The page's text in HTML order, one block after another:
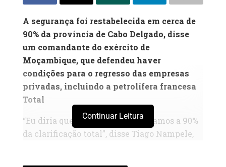
A segurança foi restabelecida em cerca de
90% da província de Cabo Delgado, disse
um comandante do exército de
Moçambique, que defendeu haver
condições para o regresso das empresas
privadas, incluindo a petrolífera francesa
Total
“Eu diria que neste momento estamos a 90%
da clarificação total”, disse Tiago Nampele,
Continuar Leitura